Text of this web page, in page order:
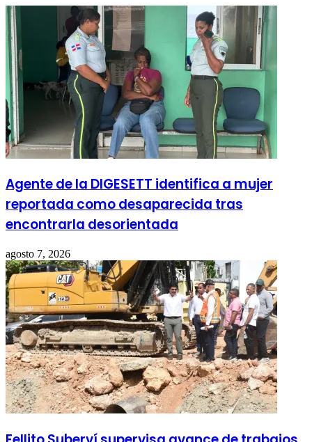
Agente de la DIGESETT identifica a mujer
reportada como desaparecida tras
encontrarla desorientada
agosto 7, 2026